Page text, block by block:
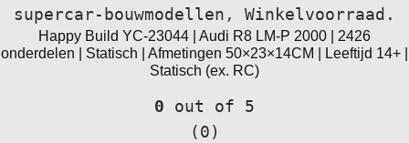
supercar-bouwmodellen , Winkelvoorraad.
Happy Build YC-23044 | Audi R8 LM-P 2000 | 2426
onderdelen | Statisch | Afmetingen 50×23×14CM | Leeftijd 14+ |
Statisch (ex. RC)
0 out of 5
(0)